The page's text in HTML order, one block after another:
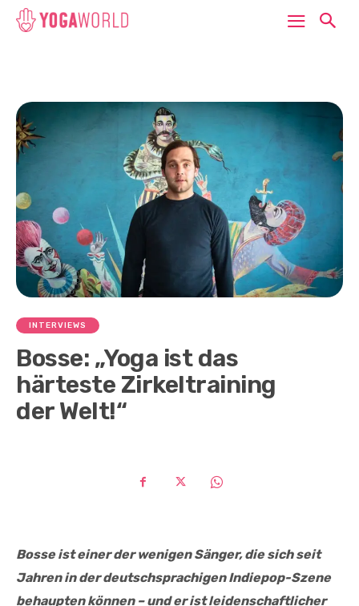
INTERVIEWS
Bosse: „Yoga ist das
härteste Zirkeltraining
der Welt!“
Bosse ist einer der wenigen Sänger, die sich seit
Jahren in der deutschsprachigen Indiepop-Szene
behaupten können – und er ist leidenschaftlicher